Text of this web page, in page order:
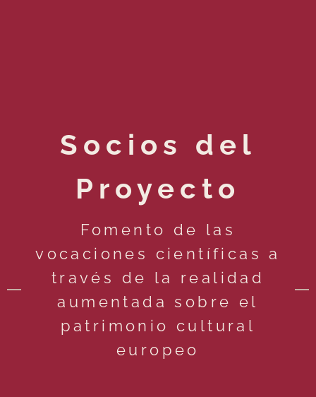
Socios del
Proyecto
Fomento de las
vocaciones científicas a
través de la realidad
aumentada sobre el
patrimonio cultural
europeo